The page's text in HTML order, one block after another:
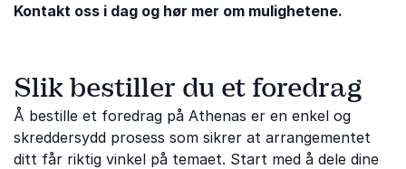
Kontakt oss i dag og hør mer om mulighetene.
Slik bestiller du et foredrag
Å bestille et foredrag på Athenas er en enkel og
skreddersydd prosess som sikrer at arrangementet
ditt får riktig vinkel på temaet. Start med å dele dine